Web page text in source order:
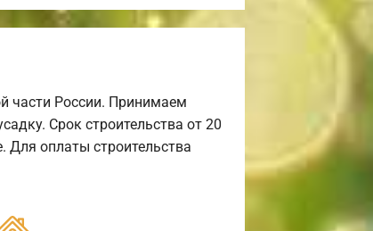
части России. Принимаем
Срок строительства от 20
Для оплаты строительства